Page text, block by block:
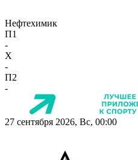
Нефтехимик
П1
-
X
-
П2
-
27 сентября 2026, Вс, 00:00